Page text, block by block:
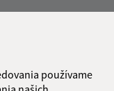
používame